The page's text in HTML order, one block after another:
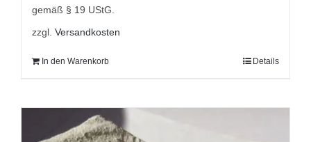
gemäß § 19 UStG.
zzgl. Versandkosten
In den Warenkorb Details